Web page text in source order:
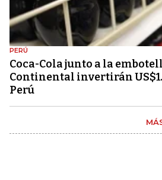
PERÚ
Coca-Cola junto a la
Continental invertirán
Perú